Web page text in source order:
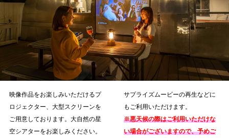
映像作品をお楽しみいただけるプ
ロジェクター、大型スクリーンを
ご用意しております。大自然の星
空シアターをお楽しみください。
サプライズムービーの再生などに
もご利用いただけます。
※悪天候の際はご利用いただけな
い場合がございますので、予めご